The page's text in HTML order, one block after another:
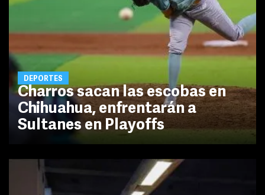
DEPORTES
Charros sacan las escobas en
Chihuahua, enfrentarán a
Sultanes en Playoffs